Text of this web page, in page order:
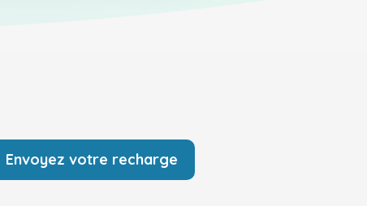
Envoyez votre recharge